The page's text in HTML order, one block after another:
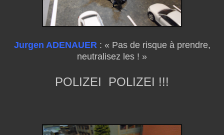
Jurgen ADENAUER : « Pas de risque à prendre,
neutralisez les ! »
POLIZEI POLIZEI !!!